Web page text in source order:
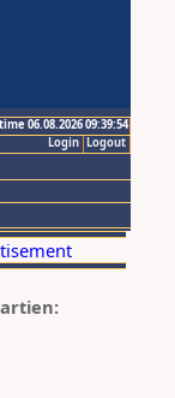
06.08.2026 09:39:54
Logout
Login